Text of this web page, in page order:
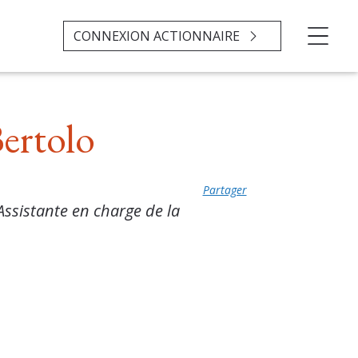
CONNEXION ACTIONNAIRE
Partager
en charge de la